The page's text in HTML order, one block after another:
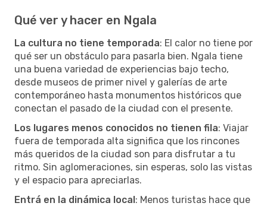
Qué ver y hacer en Ngala
La cultura no tiene temporada: El calor no tiene por
qué ser un obstáculo para pasarla bien. Ngala tiene
una buena variedad de experiencias bajo techo,
desde museos de primer nivel y galerías de arte
contemporáneo hasta monumentos históricos que
conectan el pasado de la ciudad con el presente.
Los lugares menos conocidos no tienen fila: Viajar
fuera de temporada alta significa que los rincones
más queridos de la ciudad son para disfrutar a tu
ritmo. Sin aglomeraciones, sin esperas, solo las vistas
y el espacio para apreciarlas.
Entrá en la dinámica local: Menos turistas hace que